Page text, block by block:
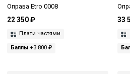
Оправа Etro 0008
22 350 ₽
Плати частями
Баллы +3 800 ₽
33